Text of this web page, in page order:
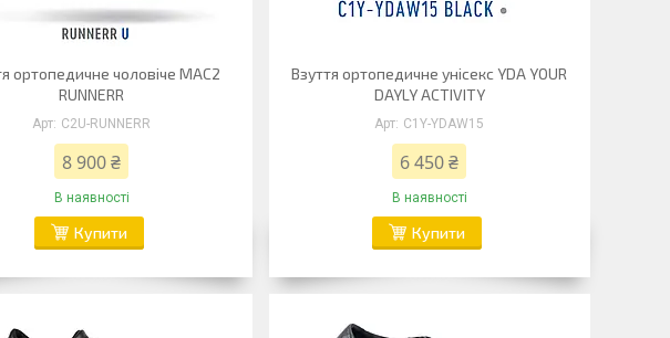
ортопедичне чоловіче MAC2
RUNNERR
C2U-RUNNERR
8 900 ₴
В наявності
Купити
Взуття ортопедичне унісекс YDA YOUR
DAYLY ACTIVITY
C1Y-YDAW15
6 450 ₴
В наявності
Купити